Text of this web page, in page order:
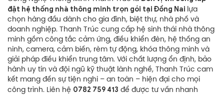
đặt hệ thống nhà thông minh trọn gói tại Đồng Nai lựa
chọn hàng đầu dành cho gia đình, biệt thự, nhà phố và
doanh nghiệp. Thanh Trúc cung cấp hệ sinh thái nhà thông
minh gồm công tắc cảm ứng, điều khiển đèn, hệ thống an
ninh, camera, cảm biến, rèm tự động, khóa thông minh và
giải pháp điều khiển trung tâm. Với chất lượng ổn định, bảo
hành uy tín và đội ngũ kỹ thuật lành nghề, Thanh Trúc cam
kết mang đến sự tiện nghi – an toàn – hiện đại cho mọi
công trình. Liên hệ 0782 759 413 để được tư vấn nhanh